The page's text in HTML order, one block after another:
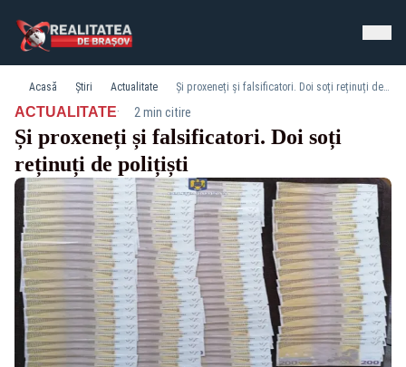
Acasă Știri Actualitate Și proxeneți și falsificatori. Doi soți reținuți de polițiști
ACTUALITATE· 2 min citire
Și proxeneți și falsificatori. Doi soți
reținuți de polițiști